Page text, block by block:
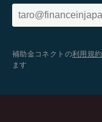
補助金コネクトの利用規約
ます